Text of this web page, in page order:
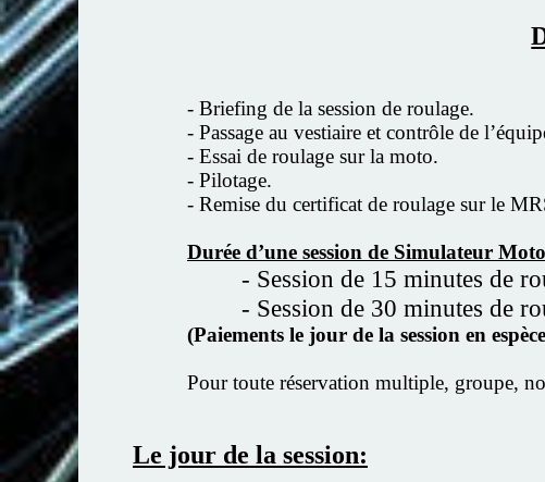
- Briefing de la session de roulage.
- Passage au vestiaire et contrôle de
- Essai de roulage sur la moto.
- Pilotage.
- Remise du certificat de roulage sur le
Durée d’une session de Simulateur
- Session de 15 minutes de
- Session de 30 minutes de
(Paiements le jour de la session en
Pour toute réservation multiple, groupe,
Le jour de la session: